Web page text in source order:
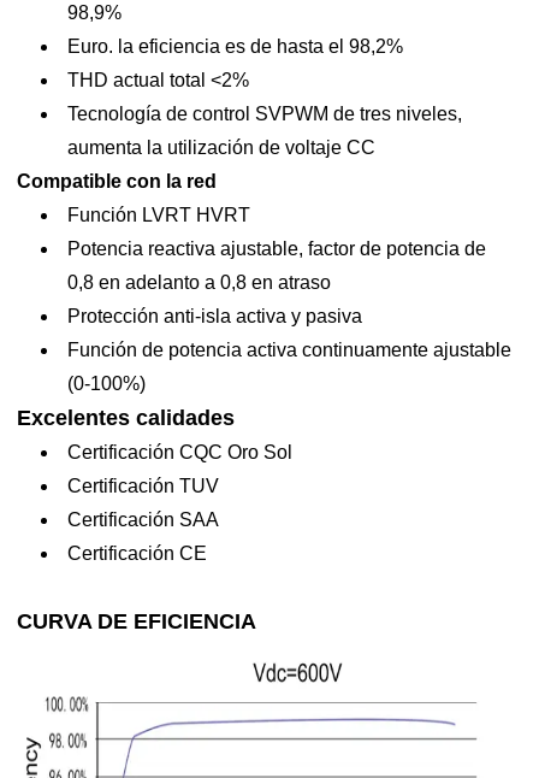
98,9%
Euro. la eficiencia es de hasta el 98,2%
THD actual total <2%
Tecnología de control SVPWM de tres niveles,
aumenta la utilización de voltaje CC
Compatible con la red
Función LVRT HVRT
Potencia reactiva ajustable, factor de potencia de
0,8 en adelanto a 0,8 en atraso
Protección anti-isla activa y pasiva
Función de potencia activa continuamente ajustable
(0-100%)
Excelentes calidades
Certificación CQC Oro Sol
Certificación TUV
Certificación SAA
Certificación CE
CURVA DE EFICIENCIA
Máx. voltaje de
1100V
Máx. Corriente de
entrada CC
30A*10
Rango de voltaje
MPPT
Tensión de
funcionamiento
MPP recomendada
Máx. No. de
cadenas por MPPT
Producción
Máx. potencia de
110KVA
127A 158.8A 172.6A
Tensión nominal de